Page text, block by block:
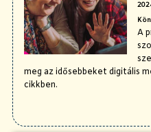
A
meg az idősebbeket digitális
cikkben.